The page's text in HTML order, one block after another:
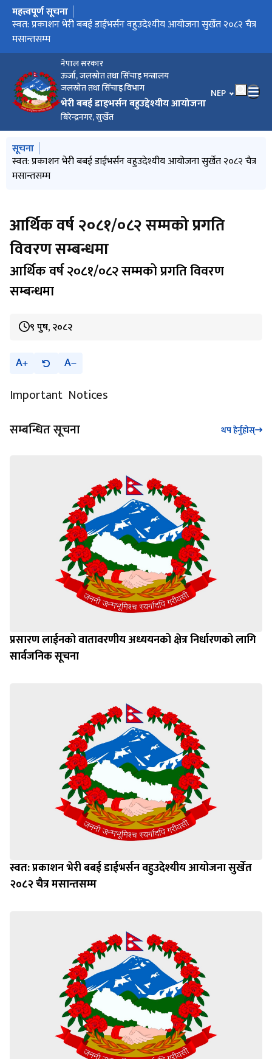
नेपाल सरकार
ऊर्जा, जलस्रोत तथा सिँचाइ मन्त्रालय
जलस्रोत तथा सिँचाइ विभाग
भेरी बबई डाइभर्सन बहुउद्देश्यीय आयोजना
बिरेन्द्रनगर, सुर्खेत
भाषा चयन गर्नुहोस्
NEP
मुख्य नेभिगेसनमा जानुहोस्
महत्त्वपूर्ण सूचना
प्रसारण लाईनको वातावरणीय अध्ययनको क्षेत्र निर्धारणको लागि
सार्वजनिक सूचना
स्वत: प्रकाशन भेरी बबई डाईभर्सन वहुउदेश्यीय आयोजना सुर्खेत २०८२ चैत्र
मसान्तसम्म
आर्थिक वर्ष २०८१/०८२ सम्मको प्रगति विवरण सम्बन्धमा
सूचनाको हक सम्बन्धि प्रगति २०८२ श्रावण १ देखि असोज मसान्तसम्म
मुख्य नेभिगेसनमा जानुहोस्
सूचना
प्रसारण लाईनको वातावरणीय अध्ययनको क्षेत्र निर्धारणको लागि
सार्वजनिक सूचना
स्वत: प्रकाशन भेरी बबई डाईभर्सन वहुउदेश्यीय आयोजना सुर्खेत २०८२ चैत्र
मसान्तसम्म
सूचनाको हक सम्बन्धि प्रगति २०८२ श्रावण १ देखि असोज मसान्तसम्म
आर्थिक वर्ष २०८१/०८२ सम्मको प्रगति
विवरण सम्बन्धमा
आर्थिक वर्ष २०८१/०८२ सम्मको प्रगति विवरण
सम्बन्धमा
९ पुष, २०८२
A A
Important Notices
सम्बन्धित सूचना
थप हेर्नुहोस्
प्रसारण लाईनको वातावरणीय अध्ययनको क्षेत्र निर्धारणको लागि
सार्वजनिक सूचना
स्वत: प्रकाशन भेरी बबई डाईभर्सन वहुउदेश्यीय आयोजना सुर्खेत
२०८२ चैत्र मसान्तसम्म